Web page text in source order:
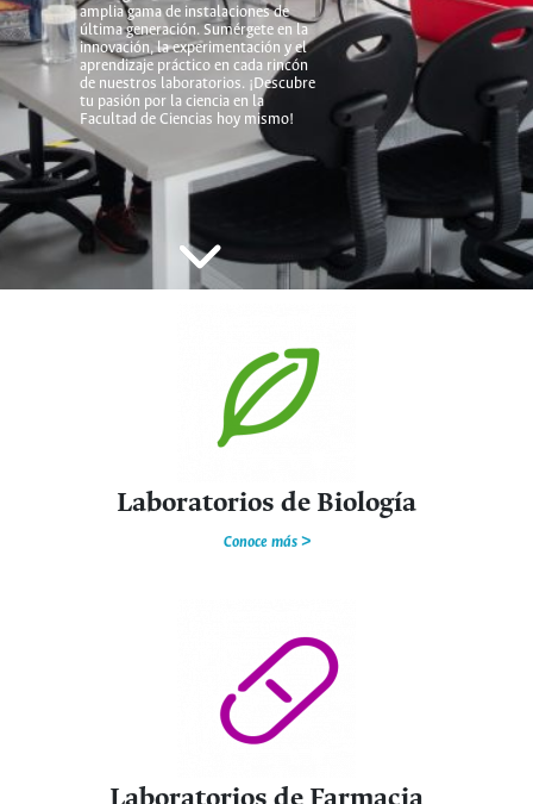
amplia gama de instalaciones de
última generación. Sumérgete en la
innovación, la experimentación y el
aprendizaje práctico en cada rincón
de nuestros laboratorios. ¡Descubre
tu pasión por la ciencia en la
Facultad de Ciencias hoy mismo!
Laboratorios de Biología
Conoce más >